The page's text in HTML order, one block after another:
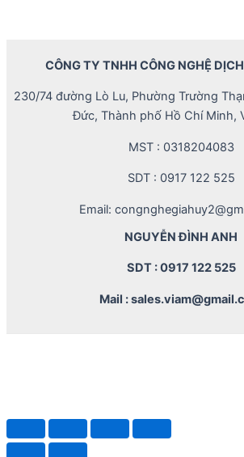
CÔNG TY TNHH CÔNG NGHỆ
230/74 đường Lò Lu, Phường Trường
Đức, Thành phố Hồ Chí Minh,
MST : 0318204083
SDT : 0917 122 525
Email:
NGUYỄN ĐÌNH ANH
SDT : 0917 122 525
Mail :